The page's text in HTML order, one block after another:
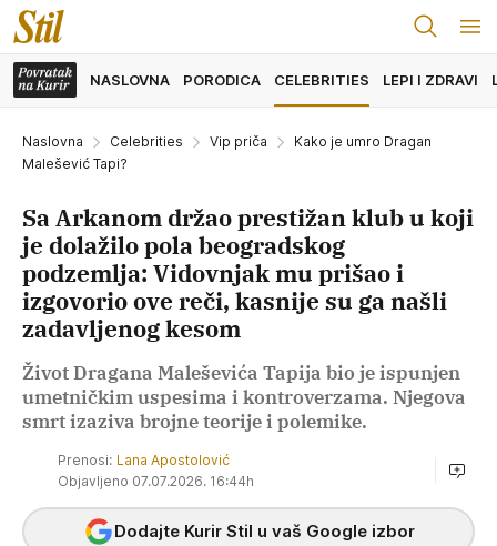
NASLOVNA PORODICA CELEBRITIES LEPI I ZDRAVI
Naslovna Celebrities Vip priča
Kako je umro Dragan
Malešević Tapi?
Sa Arkanom držao prestižan klub u koji
je dolažilo pola beogradskog
podzemlja: Vidovnjak mu prišao i
izgovorio ove reči, kasnije su ga našli
zadavljenog kesom
Život Dragana Maleševića Tapija bio je ispunjen
umetničkim uspesima i kontroverzama. Njegova
smrt izaziva brojne teorije i polemike.
Prenosi: Lana Apostolović
Objavljeno 07.07.2026. 16:44h
Dodajte Kurir Stil u vaš Google izbor